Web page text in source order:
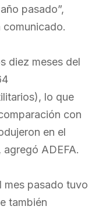
pasado”,
comunicado.
diez meses del
lo que
con
en el
agregó ADEFA.
mes pasado tuvo
también